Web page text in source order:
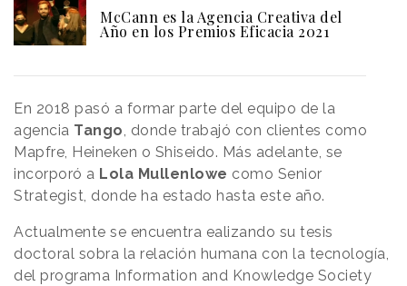
McCann es la Agencia Creativa del
Año en los Premios Eficacia 2021
En 2018 pasó a formar parte del equipo de la
agencia Tango, donde trabajó con clientes como
Mapfre, Heineken o Shiseido. Más adelante, se
incorporó a Lola Mullenlowe como Senior
Strategist, donde ha estado hasta este año.
Actualmente se encuentra ealizando su tesis
doctoral sobra la relación humana con la tecnología,
del programa Information and Knowledge Society